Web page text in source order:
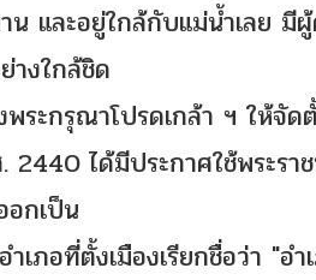
น และอยู่ใกล้กับแม่น้ำเลย มี
างใกล้ชิด
ระกรุณาโปรดเกล้า ฯ ให้จัด
2440 ได้มีประกาศใช้พระ
อกเป็น
ำเภอที่ตั้งเมืองเรียกชื่อว่า "